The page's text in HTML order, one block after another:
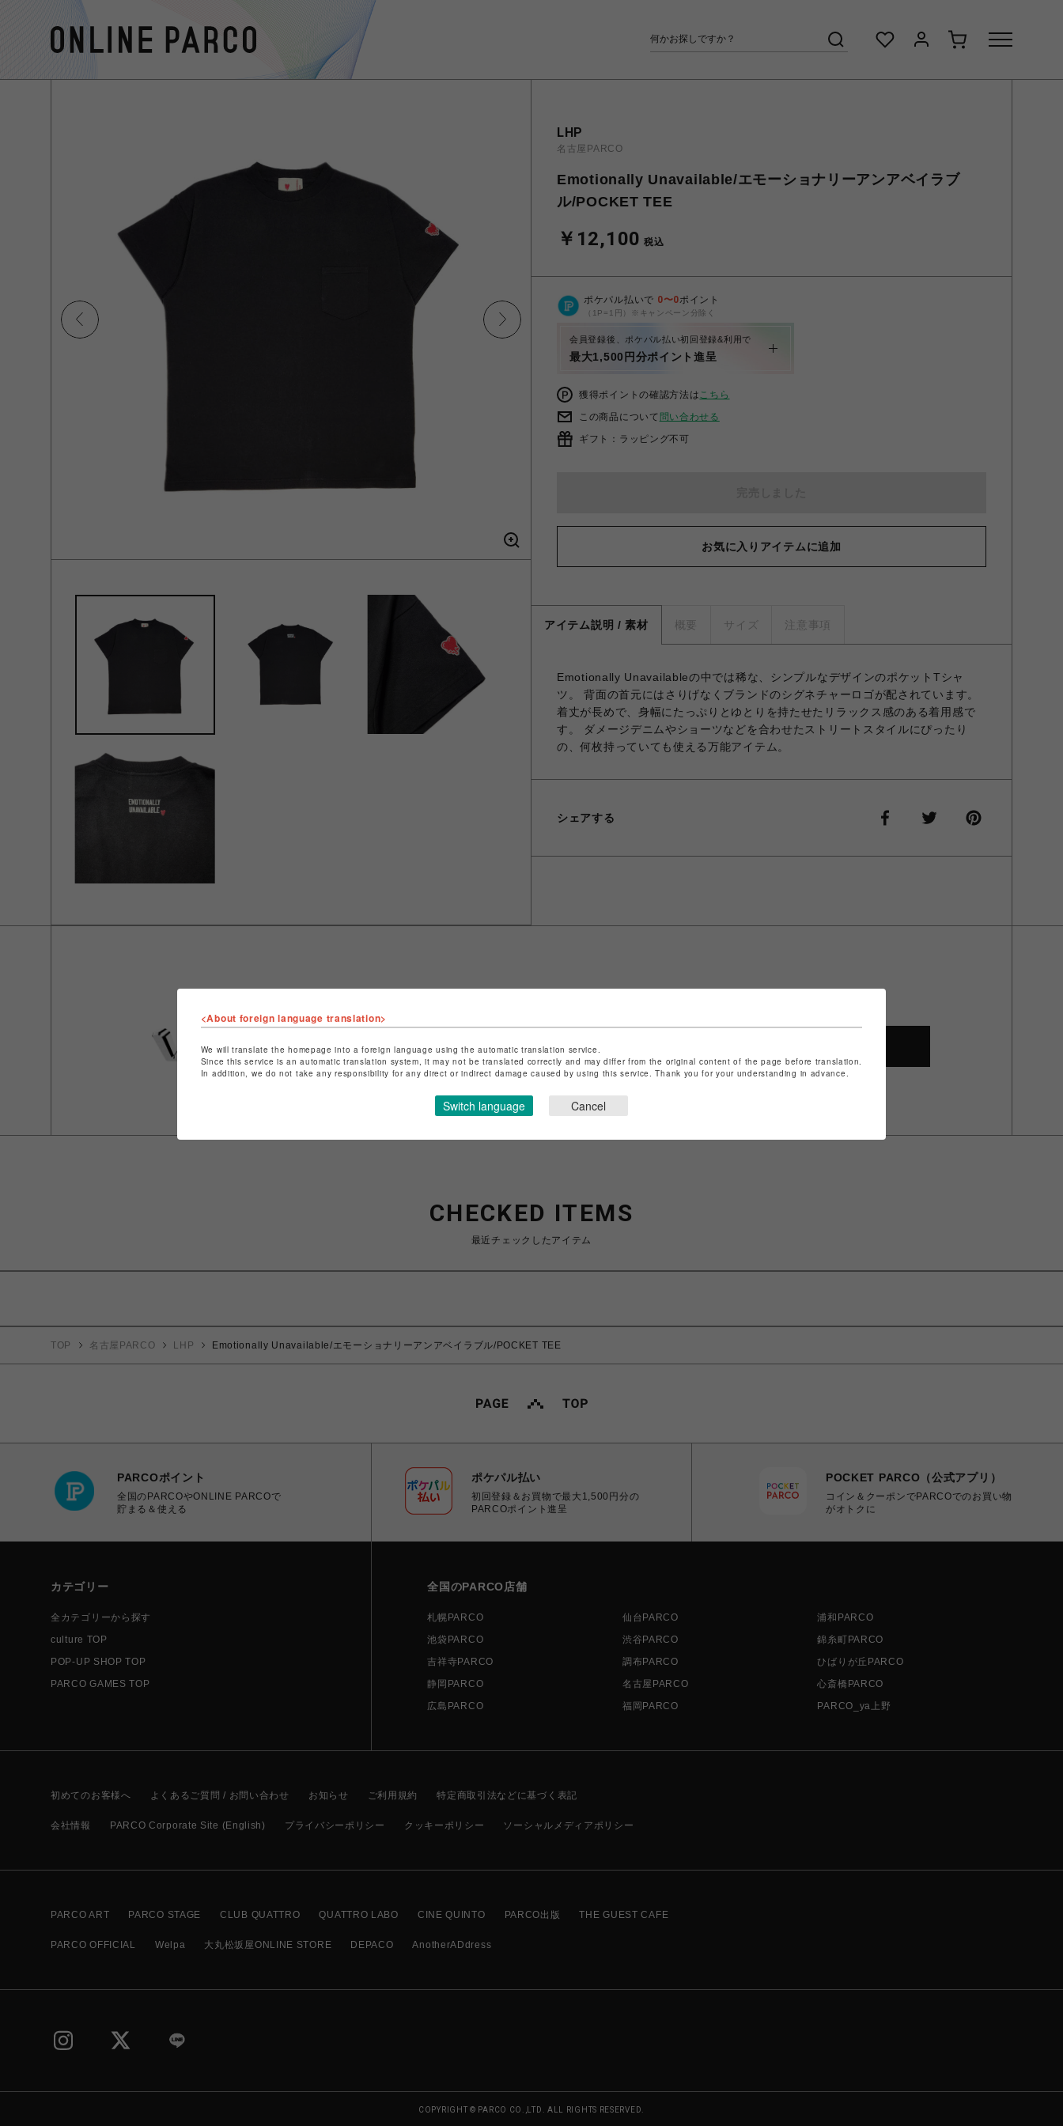
LHP
名古屋PARCO
Emotionally Unavailable/エモーショナリーアンアベイラブ
ル/POCKET TEE
￥12,100 税込
ポケパル払いで 0〜0ポイント
（1P=1円）※キャンペーン分除く
会員登録後、ポケパル払い初回登録&利用で
最大1,500円分ポイント進呈
獲得ポイントの確認方法はこちら
この商品について 問い合わせる
ギフト：ラッピング不可
お気に入りアイテムに追加
アイテム説明 / 素材 概要 サイズ 注意事項
Emotionally Unavailableの中では稀な、シンプルなデザインのポケットTシャ
ツ。 背面の首元にはさりげなくブランドのシグネチャーロゴが配されています。
着丈が長めで、身幅にたっぷりとゆとりを持たせたリラックス感のある着用感で
す。 ダメージデニムやショーツなどを合わせたストリートスタイルにぴったり
の、何枚持っていても使える万能アイテム。
シェアする
店舗名
名古屋PARCO
特定商取引法など法令に基づく表記はこちら
CHECKED ITEMS
最近チェックしたアイテム
TOP 名古屋PARCO LHP Emotionally Unavailable/エモーショナリーアンアベイラブル/POCKET TEE
PARCOポイント
全国のPARCOやONLINE PARCOで
貯まる＆使える
ポケパル払い
初回登録＆お買物で最大1,500円分の
PARCOポイント進呈
POCKET PARCO（公式アプリ）
コイン＆クーポンでPARCOでのお買い物
がオトクに
カテゴリー
全カテゴリーから探す
culture TOP
POP-UP SHOP TOP
PARCO GAMES TOP
全国のPARCO店舗
札幌PARCO 仙台PARCO
浦和PARCO
池袋PARCO
渋谷PARCO
錦糸町PARCO
吉祥寺PARCO
調布PARCO
ひばりが丘PARCO
静岡PARCO
名古屋PARCO
心斎橋PARCO
広島PARCO
福岡PARCO PARCO_ya上野
初めてのお客様へ よくあるご質問 / お問い合わせ お知らせ ご利用規約 特定商取引法などに基づく表記
会社情報 PARCO Corporate Site (English) プライバシーポリシー クッキーポリシー ソーシャルメディアポリシー
PARCO ART PARCO STAGE CLUB QUATTRO QUATTRO LABO CINE QUINTO PARCO出版 THE GUEST CAFE
PARCO OFFICIAL Welpa 大丸松坂屋ONLINE STORE DEPACO AnotherADdress
COPYRIGHT © PARCO CO.,LTD. ALL RIGHTS RESERVED.
<About foreign language translation>
We will translate the homepage into a foreign language using the automatic translation service.
Since this service is an automatic translation system, it may not be translated correctly and may differ from the original content of the page before translation.
In addition, we do not take any responsibility for any direct or indirect damage caused by using this service. Thank you for your understanding in advance.
Switch language Cancel